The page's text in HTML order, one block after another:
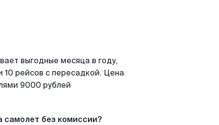
выгодные месяца в году,
рейсов с пересадкой. Цена
9000 рублей
самолет без комиссии?